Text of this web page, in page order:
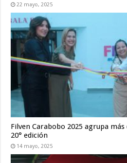
22 mayo, 2025
Filven Carabobo 2025 agrupa
20° edición
14 mayo, 2025